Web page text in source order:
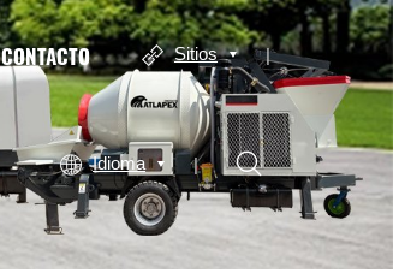
CONTACTO Sitios
Idioma